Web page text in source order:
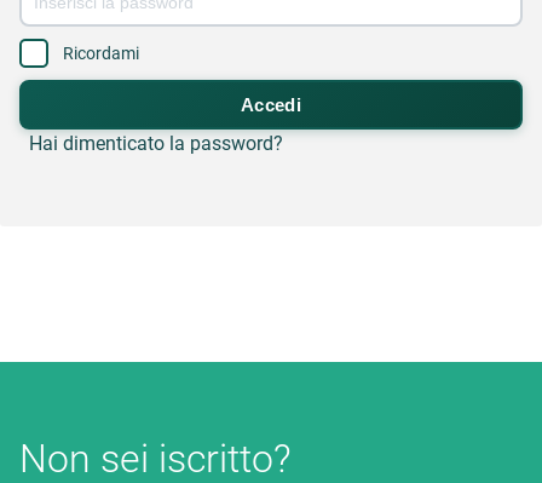
Ricordami
Accedi
Hai dimenticato la password?
Non sei iscritto?